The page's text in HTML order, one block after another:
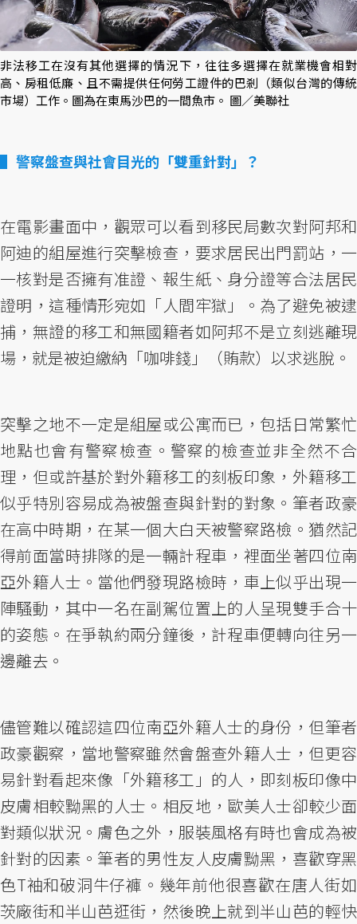
非法移工在沒有其他選擇的情況下，往往多選擇在就業機會相對
高、房租低廉、且不需提供任何勞工證件的巴剎（類似台灣的傳統
市場）工作。圖為在東馬沙巴的一間魚市。 圖／美聯社
警察盤查與社會目光的「雙重針對」？
在電影畫面中，觀眾可以看到移民局數次對阿邦和
阿迪的組屋進行突擊檢查，要求居民出門罰站，一
一核對是否擁有准證、報生紙、身分證等合法居民
證明，這種情形宛如「人間牢獄」。為了避免被逮
捕，無證的移工和無國籍者如阿邦不是立刻逃離現
場，就是被迫繳納「咖啡錢」（賄款）以求逃脫。
突擊之地不一定是組屋或公寓而已，包括日常繁忙
地點也會有警察檢查。警察的檢查並非全然不合
理，但或許基於對外籍移工的刻板印象，外籍移工
似乎特別容易成為被盤查與針對的對象。筆者政豪
在高中時期，在某一個大白天被警察路檢。猶然記
得前面當時排隊的是一輛計程車，裡面坐著四位南
亞外籍人士。當他們發現路檢時，車上似乎出現一
陣騷動，其中一名在副駕位置上的人呈現雙手合十
的姿態。在爭執約兩分鐘後，計程車便轉向往另一
邊離去。
儘管難以確認這四位南亞外籍人士的身份，但筆者
政豪觀察，當地警察雖然會盤查外籍人士，但更容
易針對看起來像「外籍移工」的人，即刻板印像中
皮膚相較黝黑的人士。相反地，歐美人士卻較少面
對類似狀況。膚色之外，服裝風格有時也會成為被
針對的因素。筆者的男性友人皮膚黝黑，喜歡穿黑
色T袖和破洞牛仔褲。幾年前他很喜歡在唐人街如
茨廠街和半山芭逛街，然後晚上就到半山芭的輕快